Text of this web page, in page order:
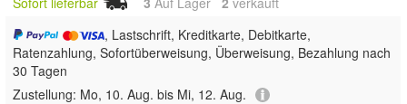
, Lastschrift, Kreditkarte, Debitkarte,
Ratenzahlung, Sofortüberweisung, Überweisung, Bezahlung nach
30 Tagen
Zustellung: Mo, 10. Aug. bis Mi, 12. Aug.